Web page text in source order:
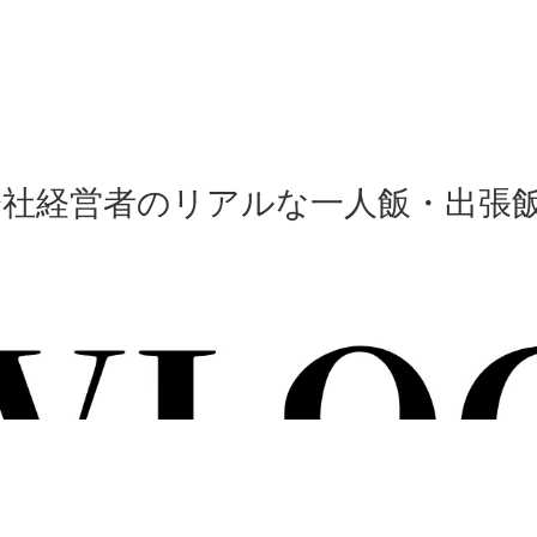
経営者のリアルな一人飯・出張